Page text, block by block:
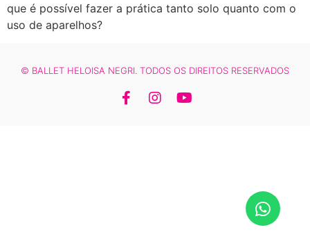
que é possível fazer a prática tanto solo quanto com o
uso de aparelhos?
© BALLET HELOISA NEGRI. TODOS OS DIREITOS RESERVADOS